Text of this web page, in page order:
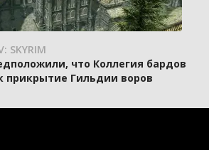
SKYRIM
что Коллегия бардов
прикрытие Гильдии воров